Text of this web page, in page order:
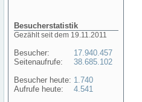
Besucherstatistik
Gezählt seit dem 19.11.2011
Besucher:
Seitenaufrufe:
Besucher heute:
Aufrufe heute:
17.940.457
38.685.102
1.740
4.541